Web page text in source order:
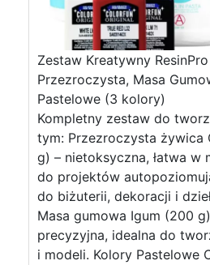
Zestaw Kreatywny
Przezroczysta, Masa
Pastelowe (3 kolory)
Kompletny zestaw do
tym: Przezroczysta żywica
g) – nietoksyczna, łatwa w
do projektów
do biżuterii, dekoracji i
Masa gumowa Igum (200
precyzyjna, idealna do
i modeli. Kolory Pastelowe